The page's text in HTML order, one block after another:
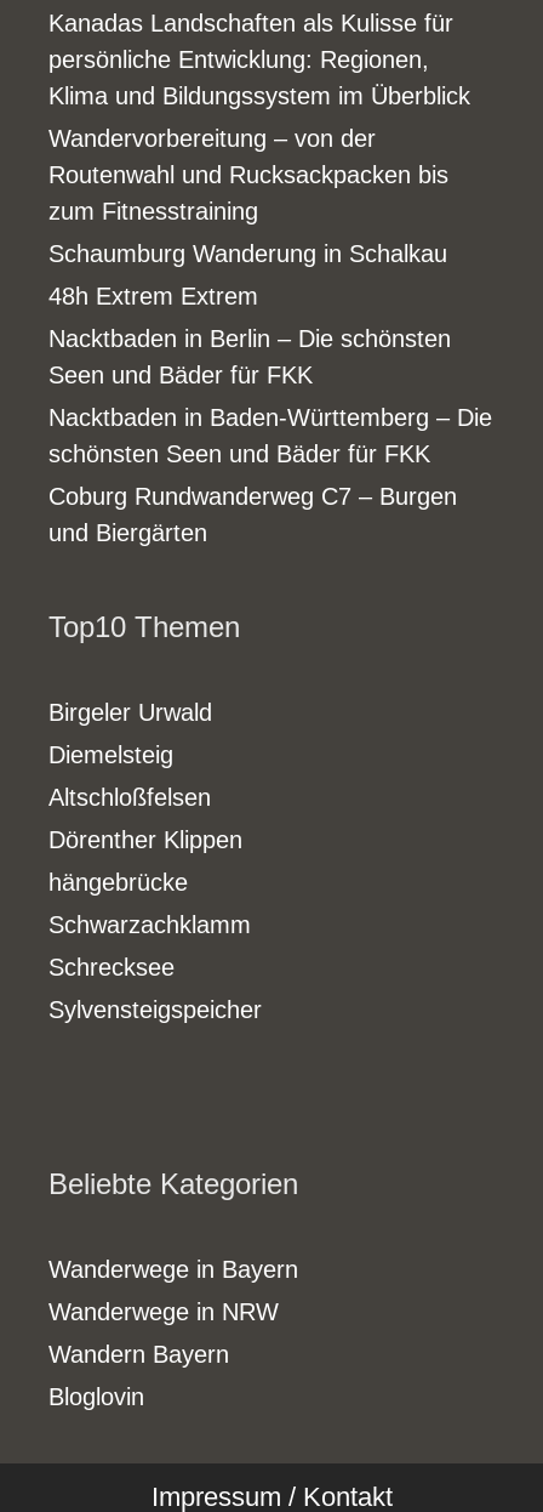
Kanadas Landschaften als Kulisse für
persönliche Entwicklung: Regionen,
Klima und Bildungssystem im Überblick
Wandervorbereitung – von der
Routenwahl und Rucksackpacken bis
zum Fitnesstraining
Schaumburg Wanderung in Schalkau
48h Extrem Extrem
Nacktbaden in Berlin – Die schönsten
Seen und Bäder für FKK
Nacktbaden in Baden-Württemberg – Die
schönsten Seen und Bäder für FKK
Coburg Rundwanderweg C7 – Burgen
und Biergärten
Top10 Themen
Birgeler Urwald
Diemelsteig
Altschloßfelsen
Dörenther Klippen
hängebrücke
Schwarzachklamm
Schrecksee
Sylvensteigspeicher
Beliebte Kategorien
Wanderwege in Bayern
Wanderwege in NRW
Wandern Bayern
Bloglovin
Impressum / Kontakt